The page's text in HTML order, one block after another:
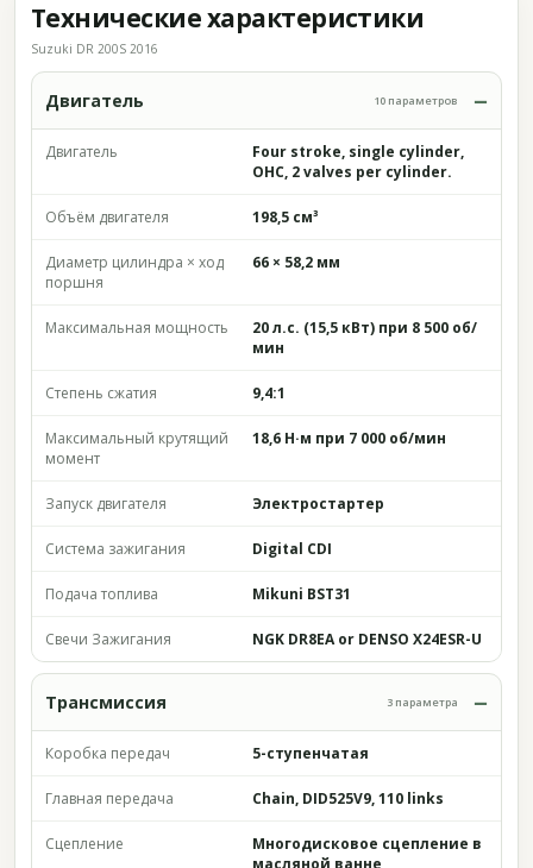
Технические характеристики
Suzuki DR 200S 2016
Двигатель 10 параметров
Двигатель
Four stroke, single cylinder,
OHC, 2 valves per cylinder.
Объём двигателя 198,5 см³
Диаметр цилиндра × ход
поршня
66 × 58,2 мм
Максимальная мощность
20 л.с. (15,5 кВт) при 8 500 об/
мин
Степень сжатия 9,4:1
Максимальный крутящий
момент
18,6 Н·м при 7 000 об/мин
Запуск двигателя Электростартер
Система зажигания Digital CDI
Подача топлива Mikuni BST31
Свечи Зажигания NGK DR8EA or DENSO X24ESR-U
Трансмиссия 3 параметра
Коробка передач 5-ступенчатая
Главная передача Chain, DID525V9, 110 links
Сцепление
Многодисковое сцепление в
масляной ванне